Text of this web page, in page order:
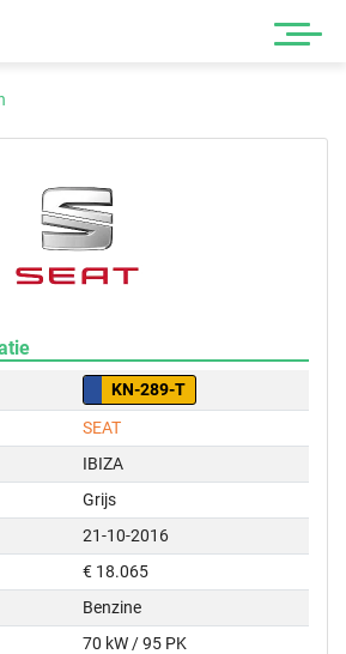
KN-289-T
SEAT
IBIZA
Grijs
21-10-2016
€ 18.065
Benzine
70 kW / 95 PK